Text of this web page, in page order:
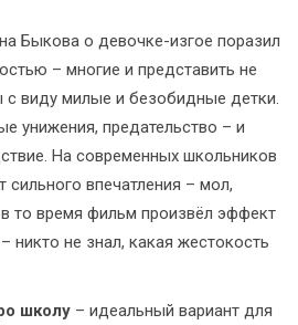
Быкова о девочке-изгое поразил
– многие и представить не
с виду милые и безобидные детки.
унижения, предательство – и
На современных школьников
сильного впечатления – мол,
то время фильм произвёл эффект
никто не знал, какая жестокость
школу – идеальный вариант для